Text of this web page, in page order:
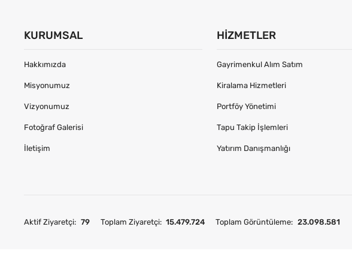
KURUMSAL
Hakkımızda
Misyonumuz
Vizyonumuz
Fotoğraf Galerisi
İletişim
HIZMETLER
Gayrimenkul Alım Satım
Kiralama Hizmetleri
Portföy Yönetimi
Tapu Takip İşlemleri
Yatırım Danışmanlığı
Aktif Ziyaretçi: 79 Toplam Ziyaretçi: 15.479.724 Toplam Görüntüleme: 23.098.581